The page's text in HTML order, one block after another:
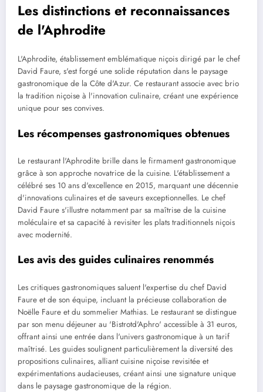
Les distinctions et reconnaissances
de l'Aphrodite
L'Aphrodite, établissement emblématique niçois dirigé par le chef
David Faure, s'est forgé une solide réputation dans le paysage
gastronomique de la Côte d'Azur. Ce restaurant associe avec brio
la tradition niçoise à l'innovation culinaire, créant une expérience
unique pour ses convives.
Les récompenses gastronomiques obtenues
Le restaurant l'Aphrodite brille dans le firmament gastronomique
grâce à son approche novatrice de la cuisine. L'établissement a
célébré ses 10 ans d'excellence en 2015, marquant une décennie
d'innovations culinaires et de saveurs exceptionnelles. Le chef
David Faure s'illustre notamment par sa maîtrise de la cuisine
moléculaire et sa capacité à revisiter les plats traditionnels niçois
avec modernité.
Les avis des guides culinaires renommés
Les critiques gastronomiques saluent l'expertise du chef David
Faure et de son équipe, incluant la précieuse collaboration de
Noëlle Faure et du sommelier Mathias. Le restaurant se distingue
par son menu déjeuner au 'Bistrotd'Aphro' accessible à 31 euros,
offrant ainsi une entrée dans l'univers gastronomique à un tarif
maîtrisé. Les guides soulignent particulièrement la diversité des
propositions culinaires, alliant cuisine niçoise revisitée et
expérimentations audacieuses, créant ainsi une signature unique
dans le paysage gastronomique de la région.